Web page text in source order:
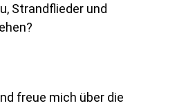
Strandflieder und
freue mich über die